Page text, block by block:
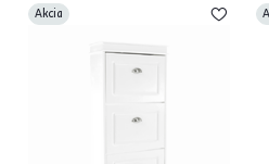
Akcia